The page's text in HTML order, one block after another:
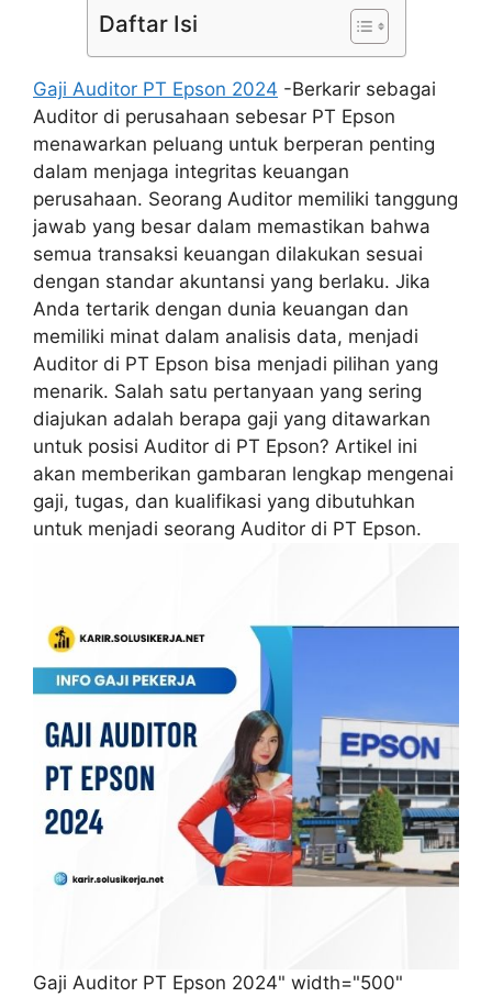
Daftar Isi
Gaji Auditor PT Epson 2024 -Berkarir sebagai
Auditor di perusahaan sebesar PT Epson
menawarkan peluang untuk berperan penting
dalam menjaga integritas keuangan
perusahaan. Seorang Auditor memiliki tanggung
jawab yang besar dalam memastikan bahwa
semua transaksi keuangan dilakukan sesuai
dengan standar akuntansi yang berlaku. Jika
Anda tertarik dengan dunia keuangan dan
memiliki minat dalam analisis data, menjadi
Auditor di PT Epson bisa menjadi pilihan yang
menarik. Salah satu pertanyaan yang sering
diajukan adalah berapa gaji yang ditawarkan
untuk posisi Auditor di PT Epson? Artikel ini
akan memberikan gambaran lengkap mengenai
gaji, tugas, dan kualifikasi yang dibutuhkan
untuk menjadi seorang Auditor di PT Epson.
Gaji Auditor PT Epson 2024" width="500"